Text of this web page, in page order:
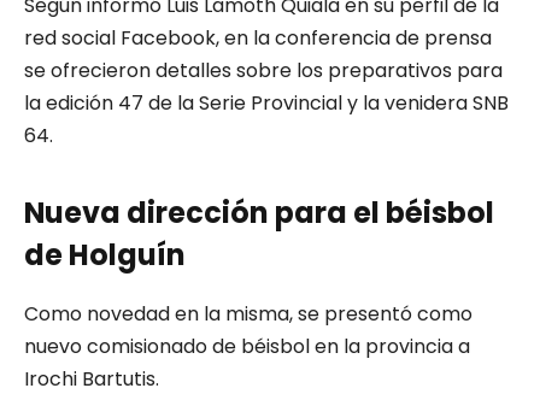
Según informó Luis Lamoth Quiala en su perfil de la
red social Facebook, en la conferencia de prensa
se ofrecieron detalles sobre los preparativos para
la edición 47 de la Serie Provincial y la venidera SNB
64.
Nueva dirección para el béisbol
de Holguín
Como novedad en la misma, se presentó como
nuevo comisionado de béisbol en la provincia a
Irochi Bartutis.